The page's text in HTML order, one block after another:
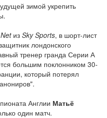
зимой укрепить
из Sky Sports, в шорт-лист
лондонского
тренер гранда Серии А
большим поклонником 30-
который потерял
Англии Матьё
один матч.